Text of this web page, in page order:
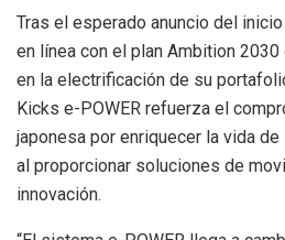
Tras el esperado anuncio del
en línea con el plan Ambition
en la electrificación de su
Kicks e-POWER refuerza el
japonesa por enriquecer la vida
al proporcionar soluciones de
innovación.